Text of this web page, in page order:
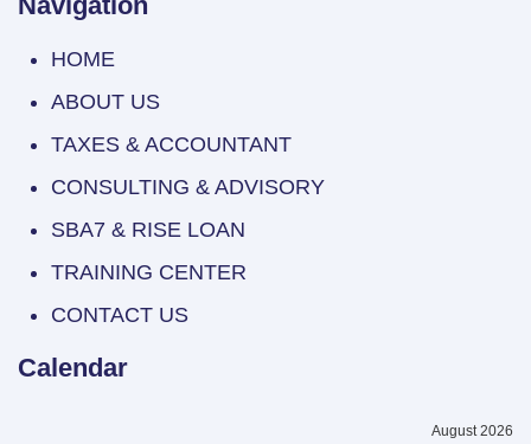
HOME
ABOUT US
TAXES & ACCOUNTANT
CONSULTING & ADVISORY
SBA7 & RISE LOAN
TRAINING CENTER
CONTACT US
Calendar
August 2026